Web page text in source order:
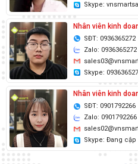
Skype:
Nhân viên kinh
SĐT: 0936365272
Zalo: 0936365272
Skype:
Nhân viên kinh
SĐT: 0901792266
Zalo: 0901792266
Skype: Đang cập